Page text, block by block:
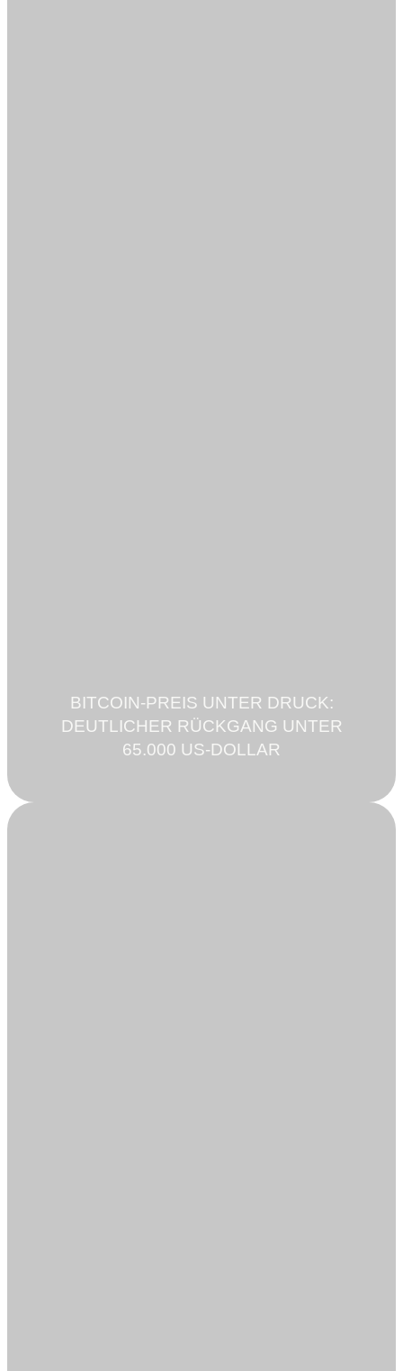
BITCOIN-PREIS UNTER DRUCK:
DEUTLICHER RÜCKGANG UNTER
65.000 US-DOLLAR